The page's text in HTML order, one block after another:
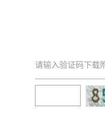
请输入验证码下载